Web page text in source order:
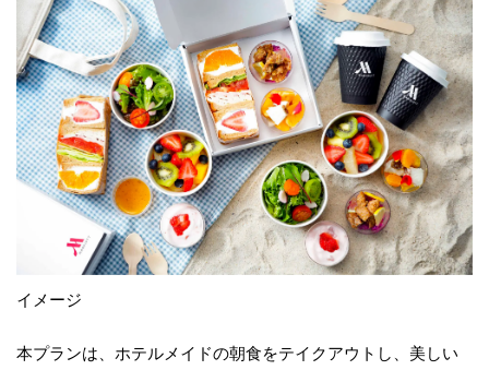
イメージ
本プランは、ホテルメイドの朝食をテイクアウトし、美しい